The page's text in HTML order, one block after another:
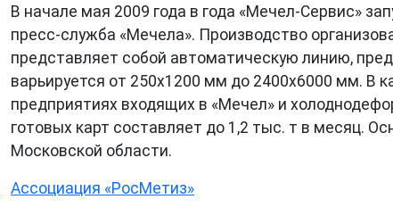
В начале мая 2009 года в года «Мечел-Сервис»
пресс-служба «Мечела». Производство
представляет собой автоматическую линию,
варьируется от 250х1200 мм до 2400х6000 мм. В
предприятиях входящих в «Мечел» и
готовых карт составляет до 1,2 тыс. т в месяц.
Московской области.
Ассоциация «РосМетиз»